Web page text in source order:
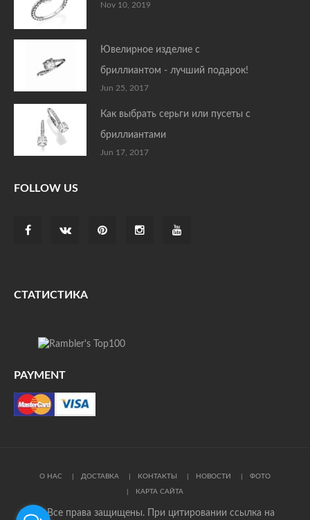
Nov 10, 2019
Ювелирное изделие с
бриллиантом - лучший подарок!
Jun 25, 2017
Как выбрать серьги или пусеты с
бриллиантами
Jun 17, 2017
FOLLOW US
СТАТИСТИКА
PAYMENT
О НАС ДОСТАВКА КОНТАКТЫ НОВОСТИ ФОТО
КАРТА САЙТА
© Все права защищены. При цитировании ссылка на